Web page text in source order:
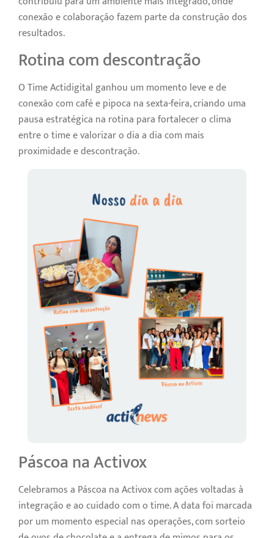
conexão e colaboração fazem parte da construção dos
resultados.
Rotina com descontração
O Time Actidigital ganhou um momento leve e de
conexão com café e pipoca na sexta-feira, criando uma
pausa estratégica na rotina para fortalecer o clima
entre o time e valorizar o dia a dia com mais
proximidade e descontração.
Páscoa na Activox
Celebramos a Páscoa na Activox com ações voltadas à
integração e ao cuidado com o time. A data foi marcada
por um momento especial nas operações, com sorteio